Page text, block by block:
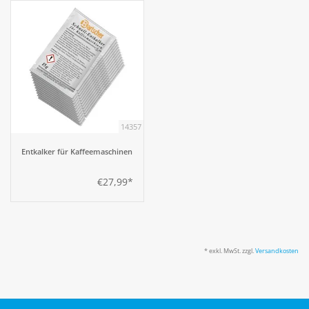
14357
Entkalker für Kaffeemaschinen
€27,99*
* exkl. MwSt. zzgl.Versandkosten